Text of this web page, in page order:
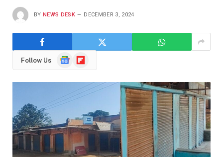
BY NEWS DESK DECEMBER 3, 2024
Follow Us
GoogleFlipboard